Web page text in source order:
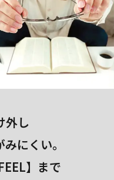
外し
にくい。
】まで